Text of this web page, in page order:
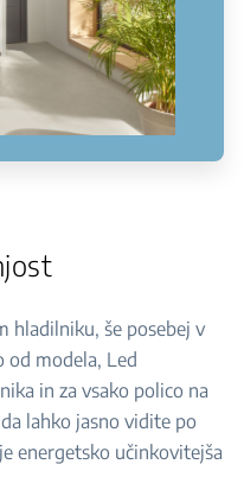
hladilniku, še posebej v
od modela, Led
in za vsako polico na
lahko jasno vidite po
energetsko učinkovitejša